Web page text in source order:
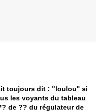
toujours dit : "loulou" si
les voyants du tableau
de ?? du régulateur de